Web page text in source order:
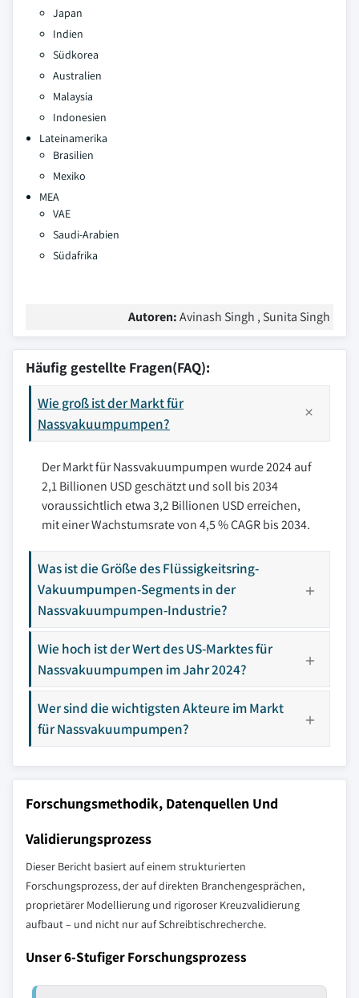
Japan
Indien
Südkorea
Australien
Malaysia
Indonesien
Lateinamerika
Brasilien
Mexiko
MEA
VAE
Saudi-Arabien
Südafrika
Autoren:Avinash Singh , Sunita Singh
Häufig gestellte Fragen(FAQ):
Wie groß ist der Markt für
Nassvakuumpumpen?
Der Markt für Nassvakuumpumpen wurde 2024 auf
2,1 Billionen USD geschätzt und soll bis 2034
voraussichtlich etwa 3,2 Billionen USD erreichen,
mit einer Wachstumsrate von 4,5 % CAGR bis 2034.
Was ist die Größe des Flüssigkeitsring-
Vakuumpumpen-Segments in der
Nassvakuumpumpen-Industrie?
Wie hoch ist der Wert des US-Marktes für
Nassvakuumpumpen im Jahr 2024?
Wer sind die wichtigsten Akteure im Markt
für Nassvakuumpumpen?
Forschungsmethodik, Datenquellen Und
Validierungsprozess
Dieser Bericht basiert auf einem strukturierten
Forschungsprozess, der auf direkten Branchengesprächen,
proprietärer Modellierung und rigoroser Kreuzvalidierung
aufbaut – und nicht nur auf Schreibtischrecherche.
Unser 6-Stufiger Forschungsprozess